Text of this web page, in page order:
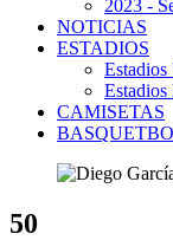
2023 -
NOTICIAS
ESTADIOS
CAMISETAS
50